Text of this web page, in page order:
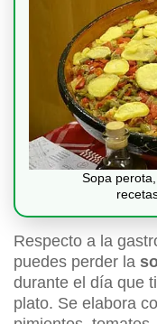
Sopa
Respecto a la
puedes perder la
durante el día que
plato. Se elabora